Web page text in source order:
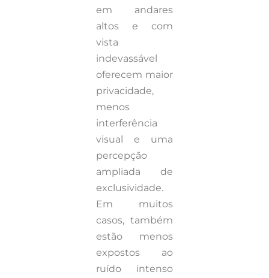
em andares
altos e com
vista
indevassável
oferecem maior
privacidade,
menos
interferência
visual e uma
percepção
ampliada de
exclusividade.
Em muitos
casos, também
estão menos
expostos ao
ruído intenso